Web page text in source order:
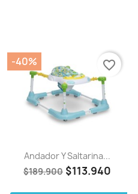
Andador Y Saltarina...
$189.900 $113.940
-40% favorite_border